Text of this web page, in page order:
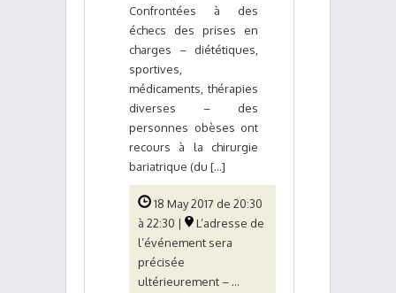
Confrontées à des
échecs des prises en
charges – diététiques,
sportives,
médicaments, thérapies
diverses – des
personnes obèses ont
recours à la chirurgie
bariatrique (du [...]
18 May 2017 de 20:30
à 22:30 |
L’adresse de
l’événement sera
précisée
ultérieurement – ...